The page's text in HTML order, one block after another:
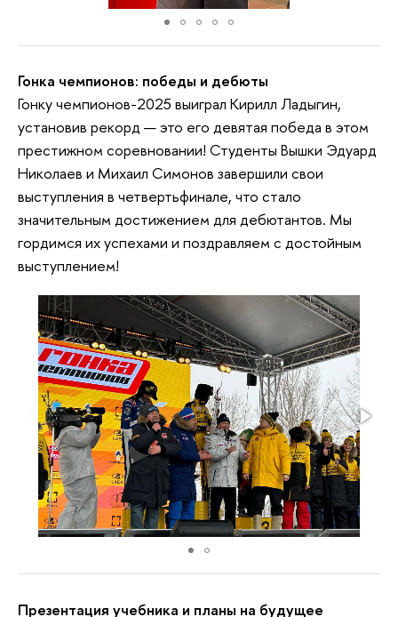
Гонка чемпионов: победы и дебюты
Гонку чемпионов-2025 выиграл Кирилл Ладыгин,
установив рекорд — это его девятая победа в этом
престижном соревновании! Студенты Вышки Эдуард
Николаев и Михаил Симонов завершили свои
выступления в четвертьфинале, что стало
значительным достижением для дебютантов. Мы
гордимся их успехами и поздравляем с достойным
выступлением!
Презентация учебника и планы на будущее